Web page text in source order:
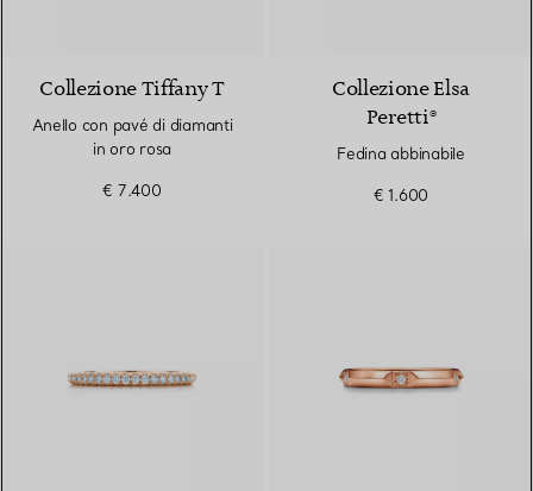
Collezione Tiffany T
Anello con pavé di diamanti
in oro rosa
€ 7.400
Collezione Elsa
Peretti®
Fedina abbinabile
€ 1.600